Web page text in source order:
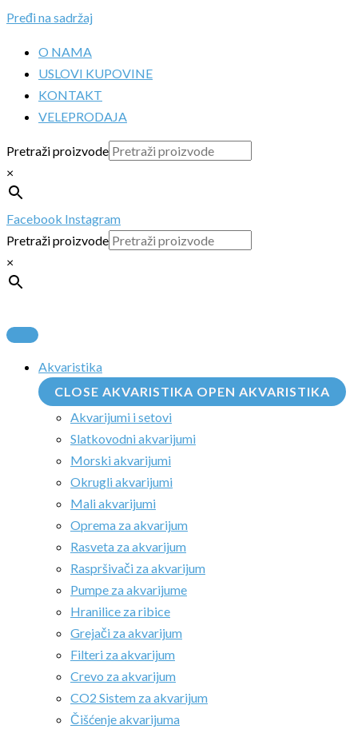
Pređi na sadržaj
O NAMA
USLOVI KUPOVINE
KONTAKT
VELEPRODAJA
Pretraži proizvode
×
Facebook Instagram
Pretraži proizvode
×
Akvaristika
CLOSE AKVARISTIKA OPEN AKVARISTIKA
Akvarijumi i setovi
Slatkovodni akvarijumi
Morski akvarijumi
Okrugli akvarijumi
Mali akvarijumi
Oprema za akvarijum
Rasveta za akvarijum
Raspršivači za akvarijum
Pumpe za akvarijume
Hranilice za ribice
Grejači za akvarijum
Filteri za akvarijum
Crevo za akvarijum
CO2 Sistem za akvarijum
Čišćenje akvarijuma